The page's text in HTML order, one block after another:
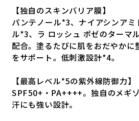
【独自のスキンバリア膜】
パンテノール*3、ナイアシンア
ル*3、ラ ロッシュ ポゼのターマ
配合。塗るたびに肌をおだやかに
をサポート。低刺激設計*4。
【最高レベル*5の紫外線防御力】
SPF50+・PA++++。独自のメギ
汗にも強い設計。